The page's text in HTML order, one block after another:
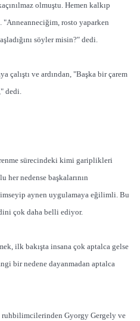
olmuştu. Hemen kalkıp
"Anneanneciğim, rosto yaparken
söyler misin?" dedi.
çalıştı ve ardından, "Başka bir çarem
dedi.
sürecindeki kimi gariplikleri
her nedense başkalarının
aynen uygulamaya eğilimli. Bu
çok daha belli ediyor.
ilk bakışta insana çok aptalca gelse
bir nedene dayanmadan aptalca
Gyorgy Gergely ve